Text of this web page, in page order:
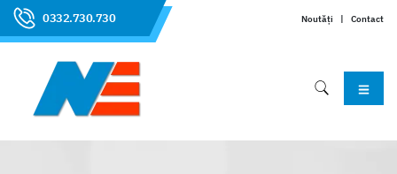
0332.730.730 Noutăți | Contact